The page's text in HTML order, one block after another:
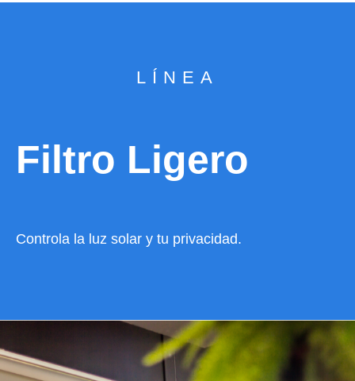
LÍNEA
Filtro Ligero
Controla la luz solar y tu privacidad.